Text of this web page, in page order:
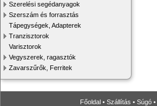
Szerelési segédanyagok
Szerszám és forrasztás
Tápegységek, Adapterek
Tranzisztorok
Varisztorok
Vegyszerek, ragasztók
Zavarszűrők, Ferritek
Főoldal • Szállítás • Súgó •